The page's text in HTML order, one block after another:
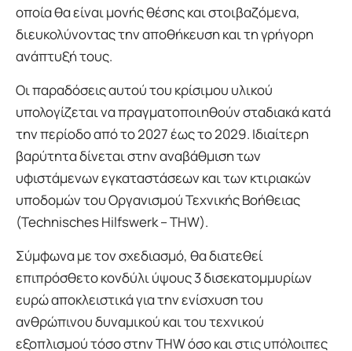
οποία θα είναι μονής θέσης και στοιβαζόμενα,
διευκολύνοντας την αποθήκευση και τη γρήγορη
ανάπτυξή τους.
Οι παραδόσεις αυτού του κρίσιμου υλικού
υπολογίζεται να πραγματοποιηθούν σταδιακά κατά
την περίοδο από το 2027 έως το 2029. Ιδιαίτερη
βαρύτητα δίνεται στην αναβάθμιση των
υφιστάμενων εγκαταστάσεων και των κτιριακών
υποδομών του Οργανισμού Τεχνικής Βοήθειας
(Technisches Hilfswerk – THW).
Σύμφωνα με τον σχεδιασμό, θα διατεθεί
επιπρόσθετο κονδύλι ύψους 3 δισεκατομμυρίων
ευρώ αποκλειστικά για την ενίσχυση του
ανθρώπινου δυναμικού και του τεχνικού
εξοπλισμού τόσο στην THW όσο και στις υπόλοιπες